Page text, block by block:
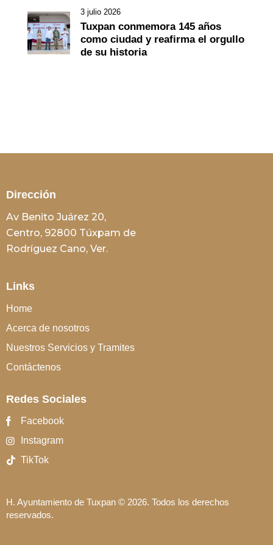
3 julio 2026
Tuxpan conmemora 145 años
como ciudad y reafirma el orgullo
de su historia
Dirección
Av Benito Juárez 20,
Centro, 92800 Túxpam de
Rodríguez Cano, Ver.
Links
Home
Acerca de nosotros
Nuestros Servicios y Tramites
Contáctenos
Redes Sociales
Facebook
Instagram
TikTok
H. Ayuntamiento de Tuxpan © 2026. Todos los derechos
reservados.